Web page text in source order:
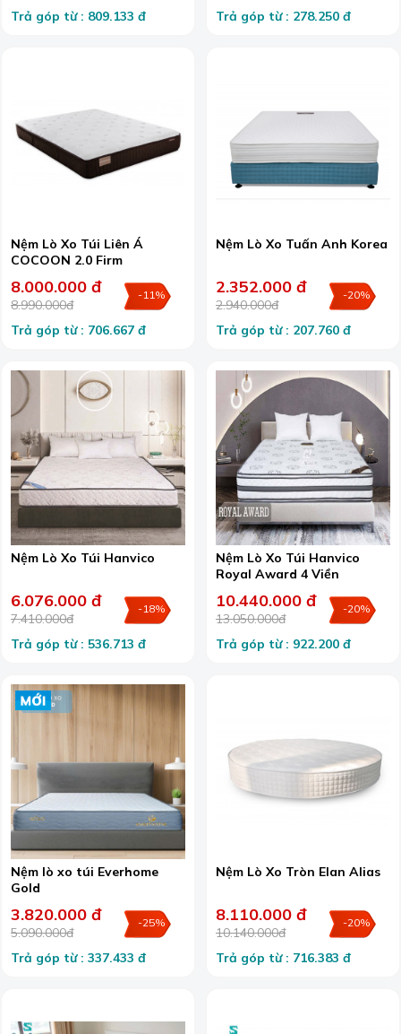
Trả góp từ : 809.133 đ Trả góp từ : 278.250 đ
Nệm Lò Xo Túi Liên Á
COCOON 2.0 Firm
8.000.000 đ
8.990.000đ
-11%
Trả góp từ : 706.667 đ
Nệm Lò Xo Tuấn Anh Korea
2.352.000 đ
2.940.000đ
-20%
Trả góp từ : 207.760 đ
Nệm Lò Xo Túi Hanvico
6.076.000 đ
7.410.000đ
-18%
Trả góp từ : 536.713 đ
Nệm Lò Xo Túi Hanvico
Royal Award 4 Viền
10.440.000 đ
13.050.000đ
-20%
Trả góp từ : 922.200 đ
Nệm lò xo túi Everhome
Gold
3.820.000 đ
5.090.000đ
-25%
Trả góp từ : 337.433 đ
Nệm Lò Xo Tròn Elan Alias
8.110.000 đ
10.140.000đ
-20%
Trả góp từ : 716.383 đ